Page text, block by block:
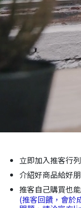
立即加入推客行
介紹好商品給好
推客自己購買也
(推客回饋，會於